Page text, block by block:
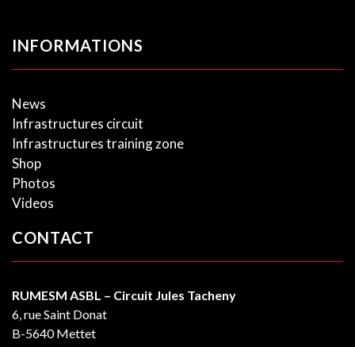
INFORMATIONS
News
Infrastructures circuit
Infrastructures training zone
Shop
Photos
Videos
CONTACT
RUMESM ASBL – Circuit Jules Tacheny
6, rue Saint Donat
B-5640 Mettet